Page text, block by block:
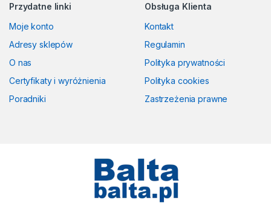
Przydatne linki
Moje konto
Adresy sklepów
O nas
Certyfikaty i wyróżnienia
Poradniki
Obsługa Klienta
Kontakt
Regulamin
Polityka prywatności
Polityka cookies
Zastrzeżenia prawne